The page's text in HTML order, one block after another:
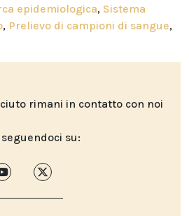
epidemiologica, Sistema
, Prelievo di campioni di sangue,
rimani in contatto con noi
su: